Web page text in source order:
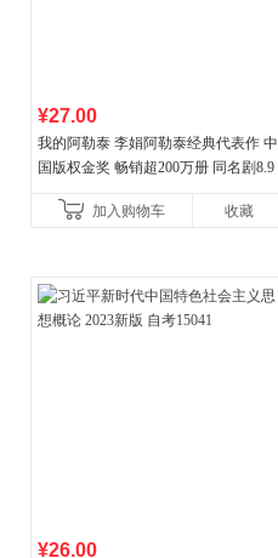
¥27.00
我的阿勒泰 李娟阿勒泰经典代表作 中
国版权金奖 畅销超200万册 同名剧8.9
加入购物车
收藏
¥26.00